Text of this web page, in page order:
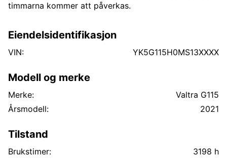
timmarna kommer att påverkas.
Eiendelsidentifikasjon
VIN: YK5G115H0MS13XXXX
Modell og merke
Merke:
Valtra G115
Årsmodell:
2021
Tilstand
Brukstimer: 3198 h